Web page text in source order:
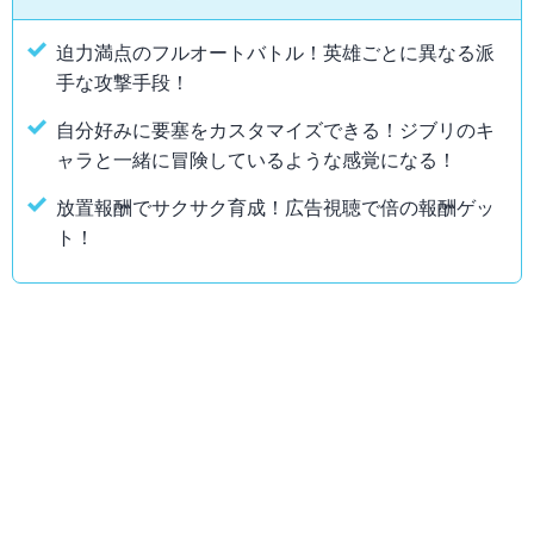
迫力満点のフルオートバトル！英雄ごとに異なる派
手な攻撃手段！
自分好みに要塞をカスタマイズできる！ジブリのキ
ャラと一緒に冒険しているような感覚になる！
放置報酬でサクサク育成！広告視聴で倍の報酬ゲッ
ト！